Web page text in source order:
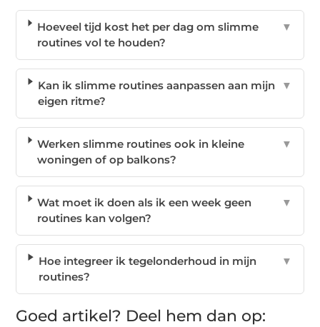
Hoeveel tijd kost het per dag om slimme
routines vol te houden?
▼
Kan ik slimme routines aanpassen aan mijn
eigen ritme?
▼
Werken slimme routines ook in kleine
woningen of op balkons?
▼
Wat moet ik doen als ik een week geen
routines kan volgen?
▼
Hoe integreer ik tegelonderhoud in mijn
routines?
▼
Goed artikel? Deel hem dan op: